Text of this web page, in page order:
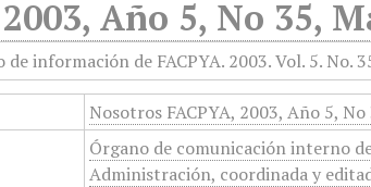
Año 5, No 35,
Nosotros FACPYA, 2003, Año 5,
Órgano de comunicación interno
Administración, coordinada y